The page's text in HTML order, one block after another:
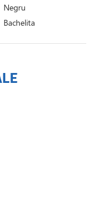
Negru
Bachelita